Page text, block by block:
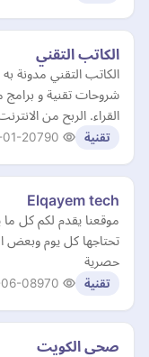
الكاتب التقني
الكاتب التقني مدونة
شروحات تقنية و برامج
القراء. الربح من
تقنية 20
Elqayem tech
موقعنا يقدم لكم كل ما
تحتاجها كل يوم وبعض
حصرية
تقنية 08
صحي الكويت